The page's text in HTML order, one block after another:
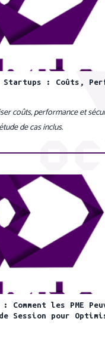
: Coûts,
coûts, performance et
de cas inclus.
les PME
Session pour